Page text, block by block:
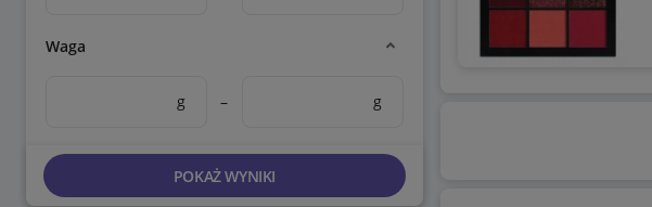
Waga
g – g
POKAŻ WYNIKI